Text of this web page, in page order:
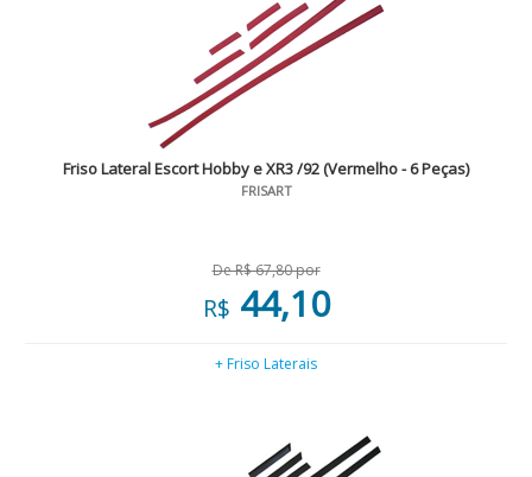
Friso Lateral Escort Hobby e XR3 /92 (Vermelho - 6 Peças)
FRISART
De R$ 67,80 por
R$ 44,10
+ Friso Laterais